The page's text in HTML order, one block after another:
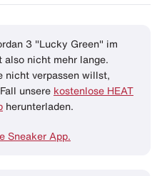
3 "Lucky Green" im
nicht mehr lange.
nicht verpassen willst,
unsere kostenlose HEAT
herunterladen.
Sneaker App.